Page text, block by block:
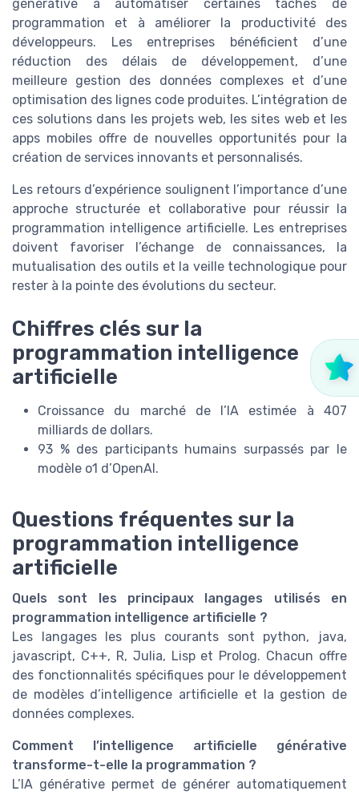
générative à automatiser certaines tâches de
programmation et à améliorer la productivité des
développeurs. Les entreprises bénéficient d’une
réduction des délais de développement, d’une
meilleure gestion des données complexes et d’une
optimisation des lignes code produites. L’intégration de
ces solutions dans les projets web, les sites web et les
apps mobiles offre de nouvelles opportunités pour la
création de services innovants et personnalisés.
Les retours d’expérience soulignent l’importance d’une
approche structurée et collaborative pour réussir la
programmation intelligence artificielle. Les entreprises
doivent favoriser l’échange de connaissances, la
mutualisation des outils et la veille technologique pour
rester à la pointe des évolutions du secteur.
Chiffres clés sur la
programmation intelligence
artificielle
Croissance du marché de l’IA estimée à 407
milliards de dollars.
93 % des participants humains surpassés par le
modèle o1 d’OpenAI.
Questions fréquentes sur la
programmation intelligence
artificielle
Quels sont les principaux langages utilisés en
programmation intelligence artificielle ?
Les langages les plus courants sont python, java,
javascript, C++, R, Julia, Lisp et Prolog. Chacun offre
des fonctionnalités spécifiques pour le développement
de modèles d’intelligence artificielle et la gestion de
données complexes.
Comment l’intelligence artificielle générative
transforme-t-elle la programmation ?
L’IA générative permet de générer automatiquement